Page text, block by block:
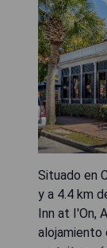
Situado en
y a 4.4 km
Inn at I'On,
alojamiento